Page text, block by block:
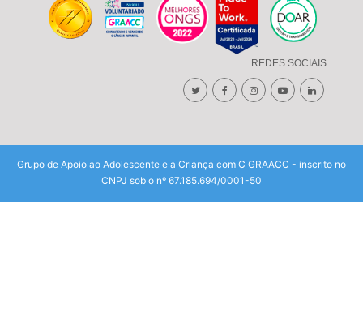
REDES SOCIAIS
Grupo de Apoio ao Adolescente e a Criança com C GRAACC - inscrito no
CNPJ sob o nº 67.185.694/0001-50